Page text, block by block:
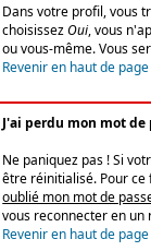
Dans votre profil, vous
choisissezOui, vous
ou vous-même. Vous
Revenir en haut de page
J'ai perdu mon mot de
Ne paniquez pas ! Si
être réinitialisé. Pour ce
oublié mon mot de
vous reconnecter en un
Revenir en haut de page